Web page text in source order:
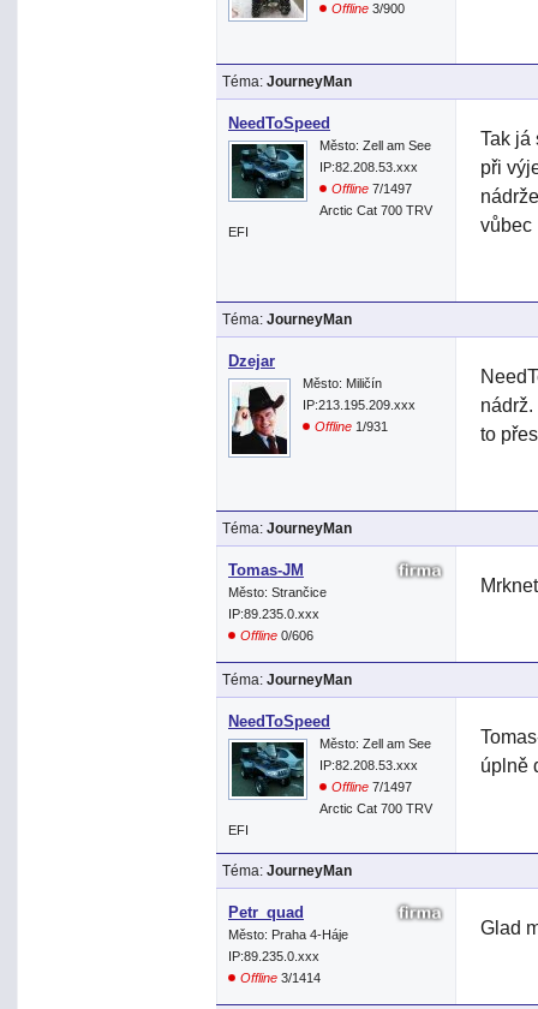
Offline 3/900
Téma: JourneyMan
NeedToSpeed
Město: Zell am See
IP:82.208.53.xxx
Offline 7/1497
Arctic Cat 700 TRV
EFI
Tak já
při
vůbec
Téma: JourneyMan
Dzejar
Město: Miličín
IP:213.195.209.xxx
Offline 1/931
to
Téma: JourneyMan
Tomas-JM
Město: Strančice
IP:89.235.0.xxx
Offline 0/606
Téma: JourneyMan
NeedToSpeed
Město: Zell am See
IP:82.208.53.xxx
Offline 7/1497
Arctic Cat 700 TRV
EFI
úplně
Téma: JourneyMan
Petr_quad
Město: Praha 4-Háje
IP:89.235.0.xxx
Offline 3/1414
Glad